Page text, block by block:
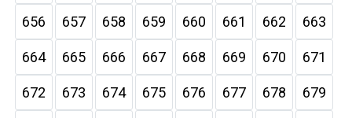
656 657 658 659 660 661 662 663
664 665 666 667 668 669 670 671
672 673 674 675 676 677 678 679